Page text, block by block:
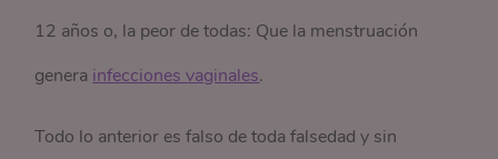
12 años o, la peor de todas: Que la menstruación
genera infecciones vaginales.
Todo lo anterior es falso de toda falsedad y sin